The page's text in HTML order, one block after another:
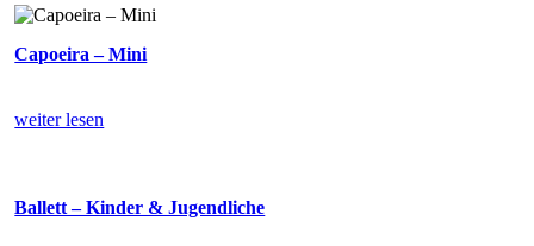
Capoeira – Mini
weiter lesen
Ballett – Kinder & Jugendliche